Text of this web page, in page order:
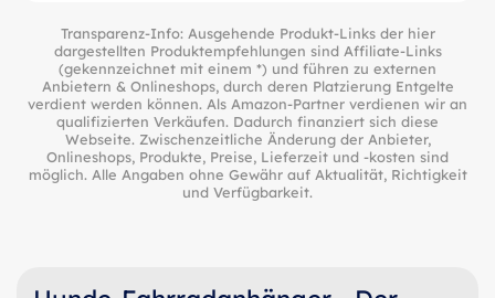
Transparenz-Info: Ausgehende Produkt-Links der hier
dargestellten Produktempfehlungen sind Affiliate-Links
(gekennzeichnet mit einem *) und führen zu externen
Anbietern & Onlineshops, durch deren Platzierung Entgelte
verdient werden können. Als Amazon-Partner verdienen wir an
qualifizierten Verkäufen. Dadurch finanziert sich diese
Webseite. Zwischenzeitliche Änderung der Anbieter,
Onlineshops, Produkte, Preise, Lieferzeit und -kosten sind
möglich. Alle Angaben ohne Gewähr auf Aktualität, Richtigkeit
und Verfügbarkeit.